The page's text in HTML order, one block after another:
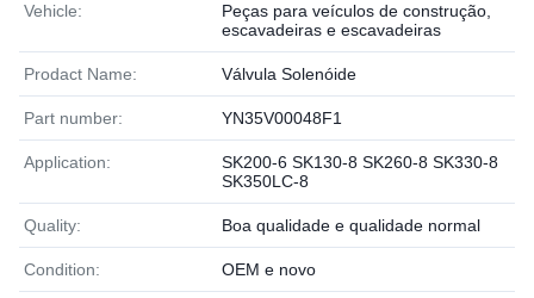
Vehicle:
Peças para veículos de construção,
escavadeiras e escavadeiras
Prodact Name: Válvula Solenóide
Part number: YN35V00048F1
Application:
SK200-6 SK130-8 SK260-8 SK330-8
SK350LC-8
Quality: Boa qualidade e qualidade normal
Condition: OEM e novo